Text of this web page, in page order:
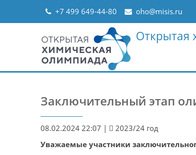
+7 499 649-44-80 oho@misis.ru
Открытая
Заключительный этап
08.02.2024 22:07 |
2023/24 год
Уважаемые участники